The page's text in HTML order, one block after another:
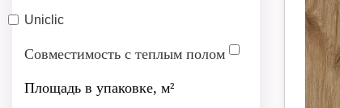
Uniclic
Совместимость с теплым полом
Площадь в упаковке, м²